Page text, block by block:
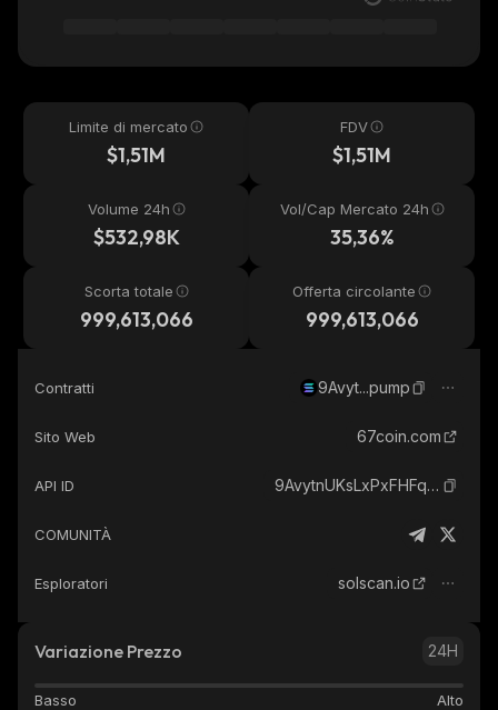
Limite di mercato
$1,51M
FDV
$1,51M
Volume 24h
$532,98K
Vol/Cap Mercato 24h
35,36%
Scorta totale
999,613,066
Offerta circolante
999,613,066
Contratti 9Avyt...pump
Sito Web 67coin.com
API ID 9AvytnUKsLxPxFHFqS6VLxaxt5p6BhYNr53SD2Chpump_solana
COMUNITÀ
Esploratori solscan.io
Variazione Prezzo 24H
Basso Alto